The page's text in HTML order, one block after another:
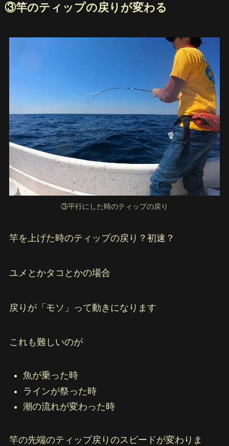
③竿のティップの戻りが変わる
③平行にした時のティップの戻り
竿を上げた時のティップの戻り？初速？
ユメとかタコとかの場合
戻りが「モソ」って動きになります
これも難しいのが
魚が乗った時
ラインが祭った時
潮の流れが変わった時
竿の先端のティップ戻りのスピードが変わりま